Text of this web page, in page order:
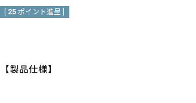
25 ポイント進呈 ]
【製品仕様】